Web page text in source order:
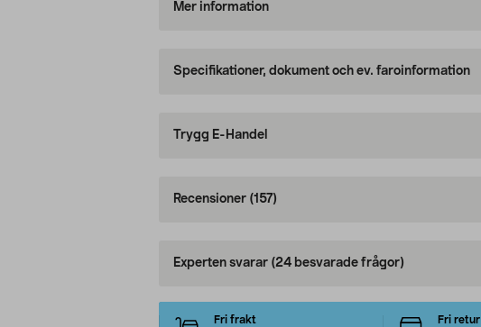
Mer information
Specifikationer, dokument och ev. faroinformation
Trygg E-Handel
Recensioner (157)
Experten svarar (24 besvarade frågor)
Fri frakt
Fri retur